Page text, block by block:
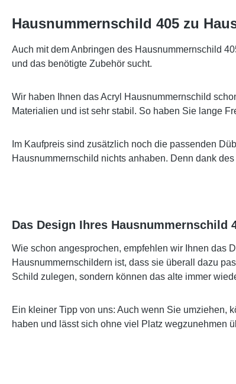
Hausnummernschild 405 zu
Auch mit dem Anbringen des Hausnummernschild
und das benötigte Zubehör sucht.
Wir haben Ihnen das Acryl Hausnummernschild
Materialien und ist sehr stabil. So haben Sie lange
Im Kaufpreis sind zusätzlich noch die passenden
Hausnummernschild nichts anhaben. Denn dank
Das Design Ihres Hausnummernschild
Wie schon angesprochen, empfehlen wir Ihnen das
Hausnummernschildern ist, dass sie überall dazu
Schild zulegen, sondern können das alte immer
Ein kleiner Tipp von uns: Auch wenn Sie umziehen,
haben und lässt sich ohne viel Platz wegzunehmen